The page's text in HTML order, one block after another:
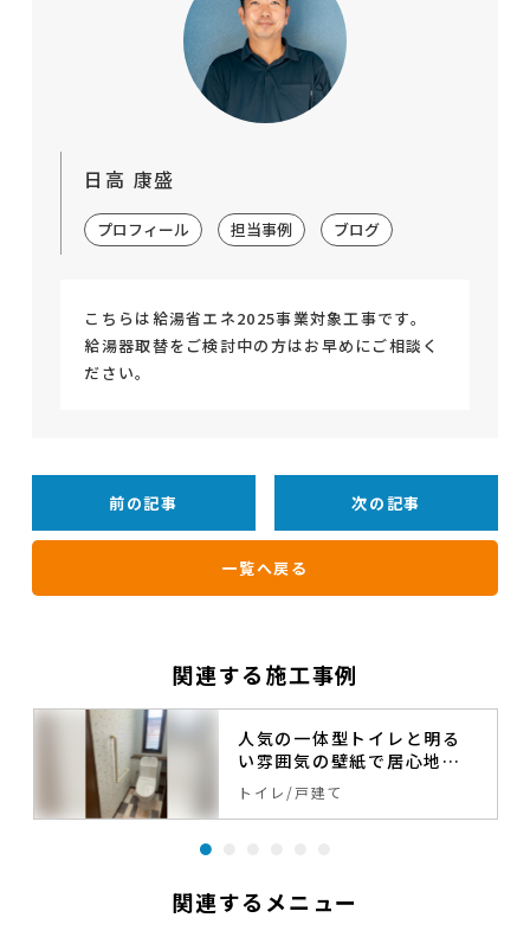
日高 康盛
プロフィール 担当事例 ブログ
こちらは給湯省エネ2025事業対象工事です。
給湯器取替をご検討中の方はお早めにご相談く
ださい。
前の記事 次の記事
一覧へ戻る
関連する施工事例
人気の一体型トイレと明る
い雰囲気の壁紙で居心地の
良いトイレへ。
トイレ 戸建て
関連するメニュー